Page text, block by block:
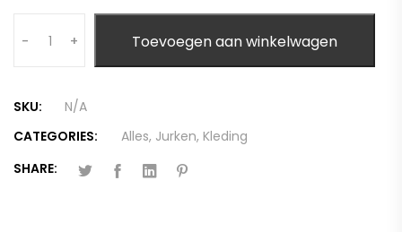
-
+ Toevoegen aan winkelwagen
SKU:
N/A
CATEGORIES:
Alles, Jurken, Kleding
SHARE: